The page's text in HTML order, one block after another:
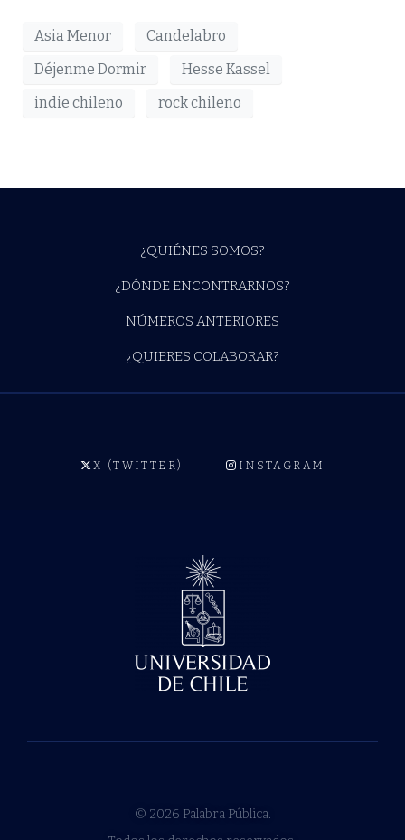
Asia Menor
Candelabro
Déjenme Dormir
Hesse Kassel
indie chileno
rock chileno
¿QUIÉNES SOMOS?
¿DÓNDE ENCONTRARNOS?
NÚMEROS ANTERIORES
¿QUIERES COLABORAR?
X (TWITTER) INSTAGRAM
© 2026 Palabra Pública.